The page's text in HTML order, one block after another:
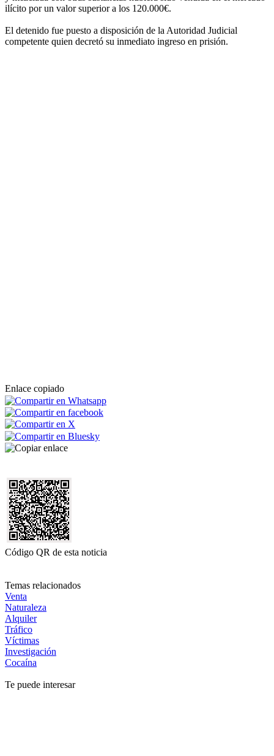
ilícito por un valor superior a los 120.000€.
El detenido fue puesto a disposición de la Autoridad Judicial
competente quien decretó su inmediato ingreso en prisión.
Enlace copiado
Código QR de esta noticia
Temas relacionados
Venta
Naturaleza
Alquiler
Tráfico
Víctimas
Investigación
Cocaína
Te puede interesar